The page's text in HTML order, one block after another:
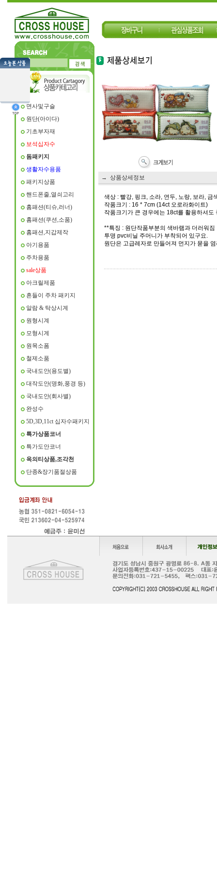
면사및구슬
원단(아이다)
기초부자재
보석십자수
돔패키지
생활자수용품
패키지상품
핸드폰줄,열쇠고리
홈패션(티슈,러너)
홈패션(쿠션,소품)
홈패션,지갑제작
아기용품
주차용품
sale상품
아크릴제품
흔들이 주차 패키지
알람 & 탁상시계
원형시계
모형시계
원목소폼
철제소품
국내도안(용도별)
대작도안(명화,풍경 등)
국내도안(회사별)
완성수
5D,3D,11ct 십자수패키지
특가상품코너
특가도안코너
옥의티상품,조각천
단종&장기품절상품
→ 상품상세정보
색상 : 빨강, 핑크, 소라, 연두, 노랑, 보라, 금
작품크기 : 16 * 7cm (14ct 오로라화이트)
작품크기가 큰 경우에는 18ct를 활용하셔도
**특징 : 원단작품부분의 색바램과 더러워짐
투명 pvc비닐 주머니가 부착되어 있구요.
원단은 고급레자로 만들어져 먼지가 묻을